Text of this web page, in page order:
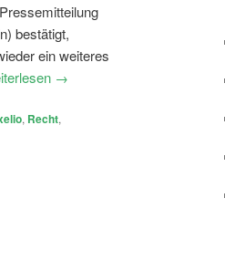
bestätigt,
ein weiteres
→
, Recht,